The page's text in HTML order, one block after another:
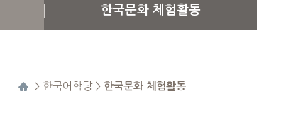
한국문화 체험활동
> 한국어학당> 한국문화 체험활동